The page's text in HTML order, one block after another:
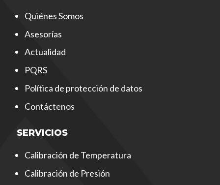
Quiénes Somos
Asesorías
Actualidad
PQRS
Política de protección de datos
Contáctenos
SERVICIOS
Calibración de Temperatura
Calibración de Presión